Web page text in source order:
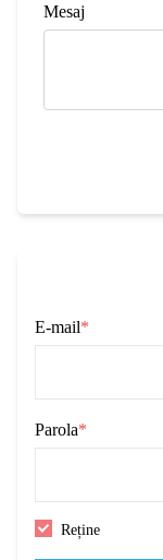
Mesaj
E-mail*
Parola*
Reține